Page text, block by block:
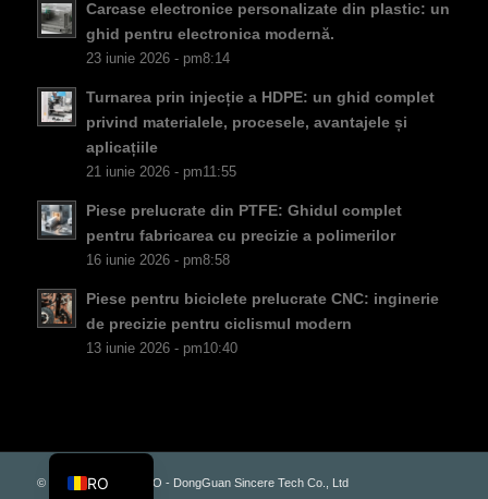
Carcase electronice personalizate din plastic: un
ghid pentru electronica modernă.
23 iunie 2026 - pm8:14
Turnarea prin injecție a HDPE: un ghid complet
privind materialele, procesele, avantajele și
aplicațiile
21 iunie 2026 - pm11:55
Piese prelucrate din PTFE: Ghidul complet
pentru fabricarea cu precizie a polimerilor
16 iunie 2026 - pm8:58
Piese pentru biciclete prelucrate CNC: inginerie
de precizie pentru ciclismul modern
13 iunie 2026 - pm10:40
© Copyright - PLAS.CO - DongGuan Sincere Tech Co., Ltd
RO
DE
RU
NL
PL
AR
ES
JA
KO
PT